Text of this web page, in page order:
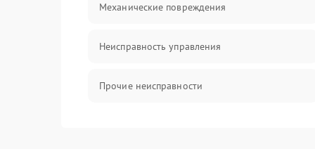
Механические повреждения
Неисправность управления
Прочие неисправности